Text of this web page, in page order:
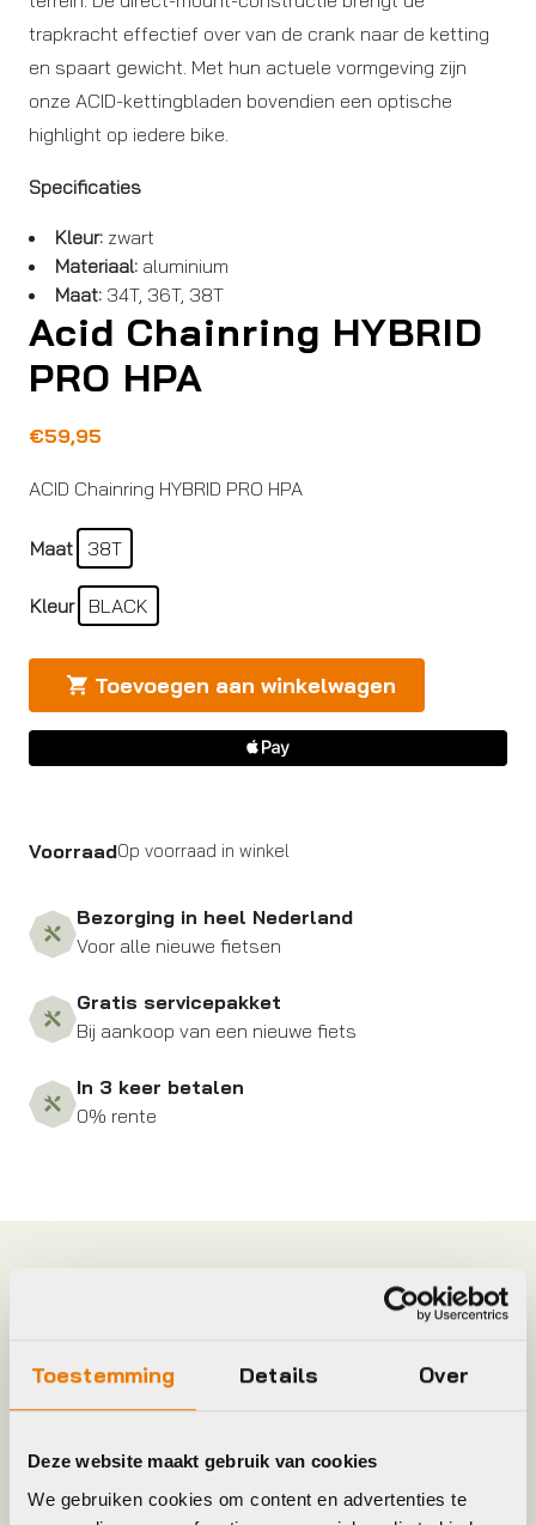
Toestemming Details Over
Deze website maakt gebruik van cookies
We gebruiken cookies om content en advertenties te
trapkracht effectief over van de crank naar de ketting
en spaart gewicht. Met hun actuele vormgeving zijn
onze ACID-kettingbladen bovendien een optische
highlight op iedere bike.
Specificaties
Kleur: zwart
Materiaal: aluminium
Maat: 34T, 36T, 38T
Acid Chainring HYBRID
PRO HPA
€59,95
ACID Chainring HYBRID PRO HPA
Maat 38T
Kleur BLACK
Toevoegen aan winkelwagen
VoorraadOp voorraad in winkel
Bezorging in heel Nederland
Voor alle nieuwe fietsen
Gratis servicepakket
Bij aankoop van een nieuwe fiets
In 3 keer betalen
0% rente
Hoofdkleur
Keyword KETTINGBLAD